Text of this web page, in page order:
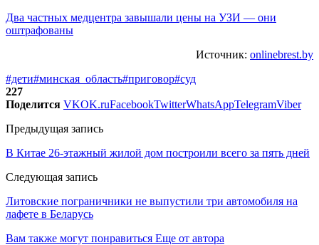
Два частных медцентра завышали цены на УЗИ — они
оштрафованы
Источник: onlinebrest.by
#дети#минская_область#приговор#суд
227
Поделится VKOK.ruFacebookTwitterWhatsAppTelegramViber
Предыдущая запись
В Китае 26-этажный жилой дом построили всего за пять дней
Следующая запись
Литовские пограничники не выпустили три автомобиля на
лафете в Беларусь
Вам также могут понравиться Еще от автора